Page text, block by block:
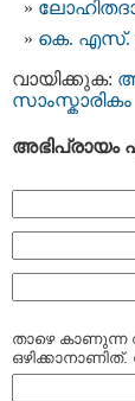
കെ. എസ്.
വായിക്കുക:
സാംസ്കാരികം
താഴെ കാണുന്ന